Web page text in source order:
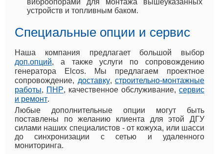
устройств и топливным баком.
Специальные опции и сервис
Наша компания предлагает большой выбор
доп.опций, а также услуги по сопровождению
генератора Elcos. Мы предлагаем проектное
сопровождение, доставку, строительно-монтажные
работы, ПНР, качественное обслуживание, сервис
и ремонт.
Любые дополнительные опции могут быть
поставлены по желанию клиента для этой ДГУ
силами наших специалистов - от кожуха, или шасси
до синхронизации с сетью и удаленного
мониторинга.